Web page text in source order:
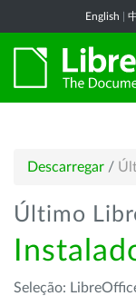
English
Descarregar /
Último
Seleção: